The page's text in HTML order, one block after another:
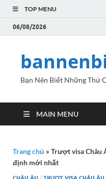
TOP MENU
06/08/2026
Bạn Nên Biết Những Thứ
MAIN MENU
Trang chủ » Trượt visa Châu
định mới nhất